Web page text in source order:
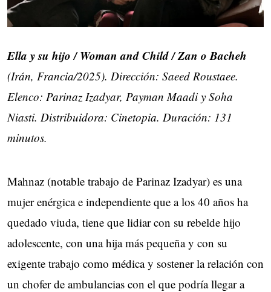
Ella y su hijo / Woman and Child / Zan o Bacheh
(Irán, Francia/2025). Dirección: Saeed Roustaee.
Elenco: Parinaz Izadyar, Payman Maadi y Soha
Niasti. Distribuidora: Cinetopia. Duración: 131
minutos.
Mahnaz (notable trabajo de Parinaz Izadyar) es una
mujer enérgica e independiente que a los 40 años ha
quedado viuda, tiene que lidiar con su rebelde hijo
adolescente, con una hija más pequeña y con su
exigente trabajo como médica y sostener la relación con
un chofer de ambulancias con el que podría llegar a